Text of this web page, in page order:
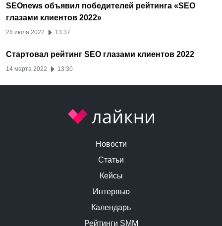
SEOnews объявил победителей рейтинга «SEO
глазами клиентов 2022»
28 июля 2022 13:37
Стартовал рейтинг SEO глазами клиентов 2022
14 марта 2022 13:30
Новости
Статьи
Кейсы
Интервью
Календарь
Рейтинги SMM